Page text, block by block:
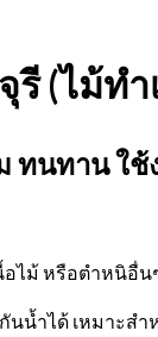
(ไม้ท
นทาน ใช้
อไม้ หรือตำหนิ
นน้ำได้ เหมาะส